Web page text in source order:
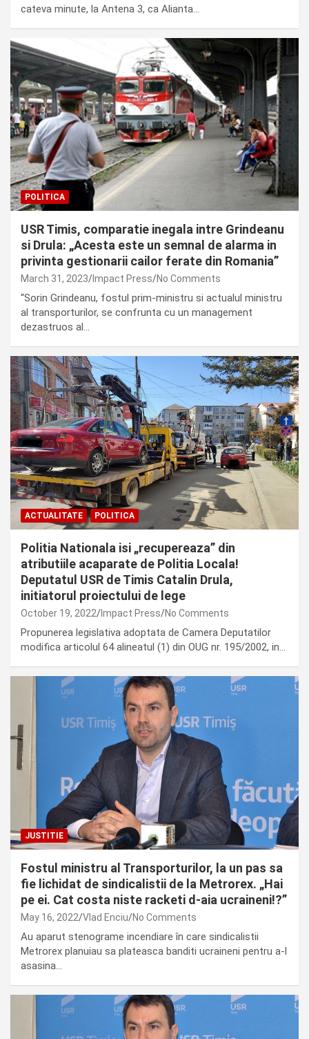
cateva minute, la Antena 3, ca Alianta…
POLITICA
USR Timis, comparatie inegala intre Grindeanu
si Drula: „Acesta este un semnal de alarma in
privinta gestionarii cailor ferate din Romania”
March 31, 2023 Impact Press No Comments
“Sorin Grindeanu, fostul prim-ministru si actualul ministru
al transporturilor, se confrunta cu un management
dezastruos al…
ACTUALITATE POLITICA
Politia Nationala isi „recupereaza” din
atributiile acaparate de Politia Locala!
Deputatul USR de Timis Catalin Drula,
initiatorul proiectului de lege
October 19, 2022 Impact Press No Comments
Propunerea legislativa adoptata de Camera Deputatilor
modifica articolul 64 alineatul (1) din OUG nr. 195/2002, in…
JUSTITIE
Fostul ministru al Transporturilor, la un pas sa
fie lichidat de sindicalistii de la Metrorex. „Hai
pe ei. Cat costa niste racketi d-aia ucraineni!?”
May 16, 2022 Vlad Enciu No Comments
Au aparut stenograme incendiare în care sindicalistii
Metrorex planuiau sa plateasca banditi ucraineni pentru a-l
asasina…